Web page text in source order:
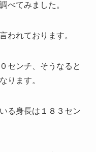
べてみました。
われております。
センチ、そうなると
ります。
る身長は１８３セン